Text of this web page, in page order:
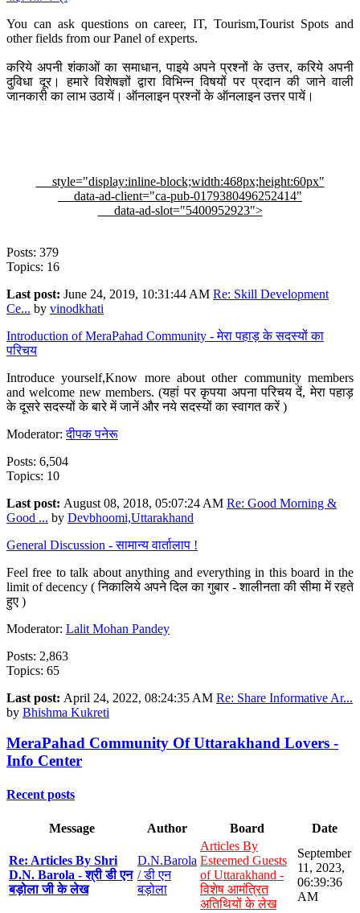
You can ask questions on career, IT, Tourism,Tourist Spots and
other fields from our Panel of experts.
करिये अपनी शंकाओं का समाधान, पाइये अपने प्रश्नों के उत्तर, करिये अपनी
दुविधा दूर। हमारे विशेषज्ञों द्वारा विभिन्न विषयों पर प्रदान की जाने वाली
जानकारी का लाभ उठायें। ऑनलाइन प्रश्नों के ऑनलाइन उत्तर पायें।
style="display:inline-block;width:468px;height:60px"
data-ad-client="ca-pub-0179380496252414"
data-ad-slot="5400952923">
Posts: 379
Topics: 16
Last post: June 24, 2019, 10:31:44 AM Re: Skill Development
Ce... by vinodkhati
Introduction of MeraPahad Community - मेरा पहाड़ के सदस्यों का
परिचय
Introduce yourself,Know more about other community members
and welcome new members. (यहां पर कृपया अपना परिचय दें, मेरा पहाड़
के दूसरे सदस्यों के बारे में जानें और नये सदस्यों का स्वागत करें )
Moderator:दीपक पनेरू
Posts: 6,504
Topics: 10
Last post: August 08, 2018, 05:07:24 AM Re: Good Morning &
Good ... by Devbhoomi,Uttarakhand
General Discussion - सामान्य वार्तालाप !
Feel free to talk about anything and everything in this board in the
limit of decency ( निकालिये अपने दिल का गुबार - शालीनता की सीमा में रहते
हुए )
Moderator: Lalit Mohan Pandey
Posts: 2,863
Topics: 65
Last post: April 24, 2022, 08:24:35 AM Re: Share Informative Ar...
by Bhishma Kukreti
MeraPahad Community Of Uttarakhand Lovers -
Info Center
Recent posts
Message Author Board Date
Re: Articles By Shri
D.N. Barola - श्री डी एन
बड़ोला जी के लेख
D.N.Barola
/ डी एन
बड़ोला
Articles By
Esteemed Guests
of Uttarakhand -
विशेष आमंत्रित
अतिथियों के लेख
September
11, 2023,
06:39:36
AM